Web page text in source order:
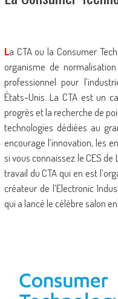
La CTA ou la Consumer
organisme de
professionnel pour
États-Unis. La CTA est un
progrès et la recherche de
technologies dédiées au
encourage l’innovation, les
si vous connaissez le CES
travail du CTA qui en est
créateur de l’Electronic
qui a lancé le célèbre salon